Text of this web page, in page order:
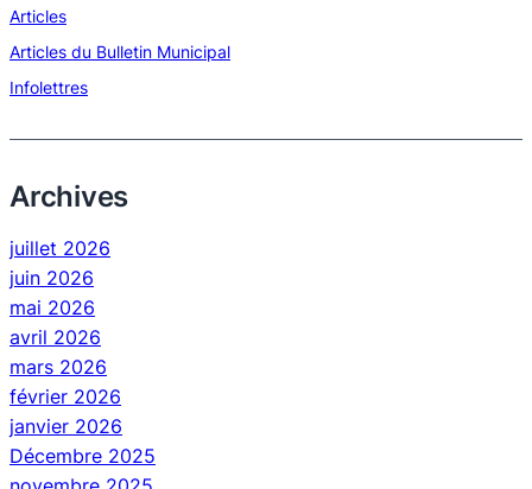
Articles
Articles du Bulletin Municipal
Infolettres
Archives
juillet 2026
juin 2026
mai 2026
avril 2026
mars 2026
février 2026
janvier 2026
Décembre 2025